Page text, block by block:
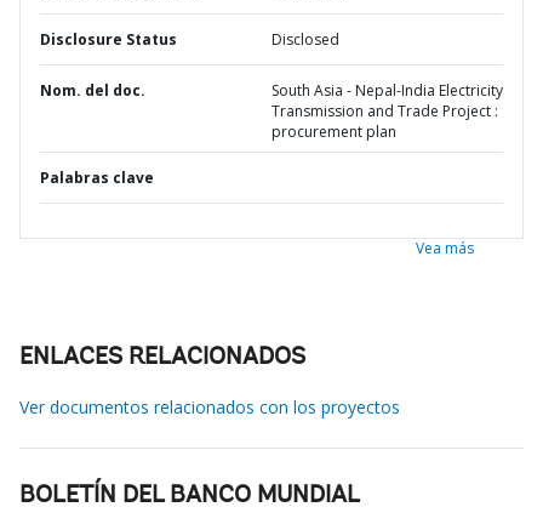
Disclosure Status Disclosed
Nom. del doc.
South Asia - Nepal-India Electricity
Transmission and Trade Project :
procurement plan
Palabras clave
Vea más
ENLACES RELACIONADOS
Ver documentos relacionados con los proyectos
BOLETÍN DEL BANCO MUNDIAL